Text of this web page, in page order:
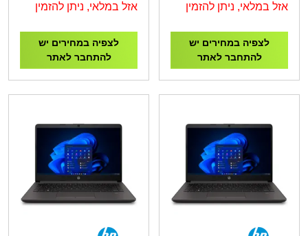
1334U/16GB /512GB
אזל במלאי, ניתן להזמין
לצפיה במחירים יש
להתחבר לאתר
ek1035nj i5-
אזל במלאי, ניתן להזמין
לצפיה במחירים יש
להתחבר לאתר